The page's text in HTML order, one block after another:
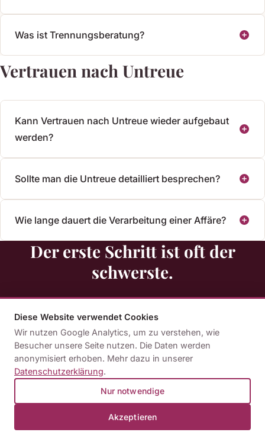
Was ist Trennungsberatung?
Vertrauen nach Untreue
Kann Vertrauen nach Untreue wieder aufgebaut
werden?
Sollte man die Untreue detailliert besprechen?
Wie lange dauert die Verarbeitung einer Affäre?
Der erste Schritt ist oft der
schwerste.
Viele Paare warten zu lange, bevor sie Unterstützung
suchen. Dabei zeigt die Erfahrung: Je früher eine
professionelle Begleitung beginnt, desto größer ist der
Handlungsspielraum. Ein unverbindliches Erstgespräch
gibt Ihnen Orientierung – ohne Verpflichtung.
Kennenlerngespräch buchen
Diese Website verwendet Cookies
Wir nutzen Google Analytics, um zu verstehen, wie
Besucher unsere Seite nutzen. Die Daten werden
anonymisiert erhoben. Mehr dazu in unserer
Datenschutzerklärung.
Nur notwendige
Akzeptieren